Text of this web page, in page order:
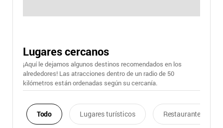
Lugares cercanos
¡Aquí le dejamos algunos destinos recomendados en los
alrededores! Las atracciones dentro de un radio de 50
kilómetros están ordenadas según su cercanía.
Todo Lugares turísticos Restaurantes